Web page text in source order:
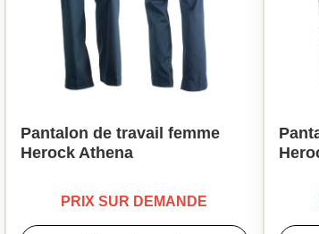
Pantalon de travail femme
Herock Athena
PRIX SUR DEMANDE